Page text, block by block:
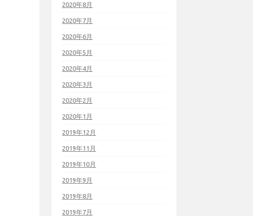
2020年8月
2020年7月
2020年6月
2020年5月
2020年4月
2020年3月
2020年2月
2020年1月
2019年12月
2019年11月
2019年10月
2019年9月
2019年8月
2019年7月